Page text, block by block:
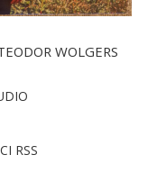
WOLGERS
RSS